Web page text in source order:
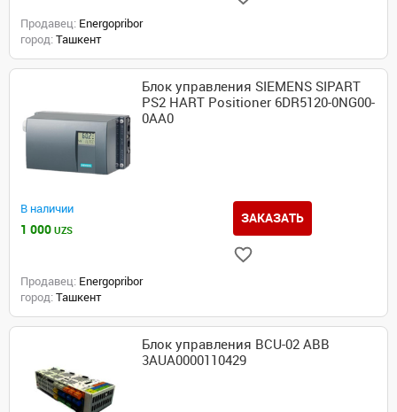
Продавец: Energopribor
город: Ташкент
Блок управления SIEMENS SIPART
PS2 HART Positioner 6DR5120-0NG00-
0AA0
В наличии
1 000 UZS
ЗАКАЗАТЬ
Продавец: Energopribor
город: Ташкент
Блок управления BCU-02 ABB
3AUA0000110429